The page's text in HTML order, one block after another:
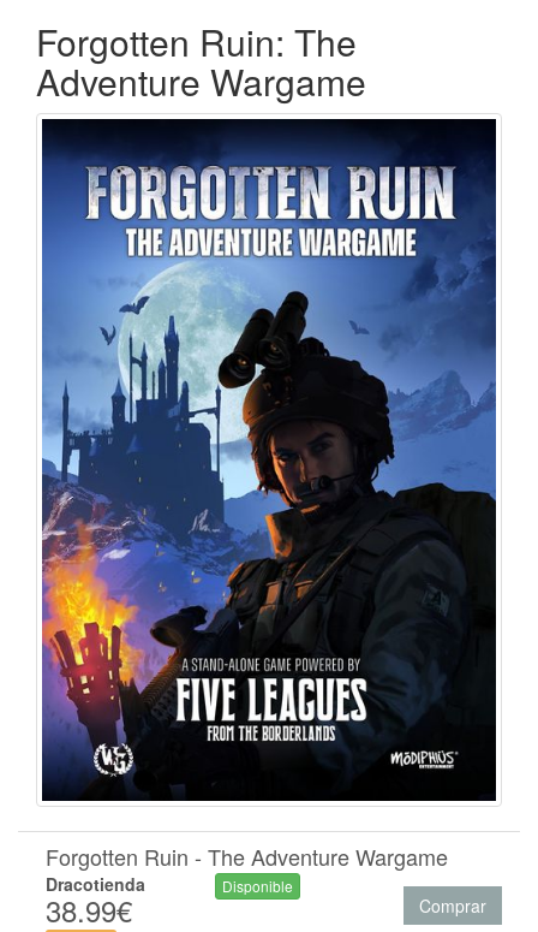
Forgotten Ruin: The
Adventure Wargame
Forgotten Ruin - The Adventure Wargame
Dracotienda
38.99€
Disponible
Comprar